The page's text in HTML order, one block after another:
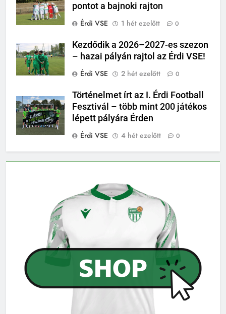
pontot a bajnoki rajton
Érdi VSE
1 hét ezelőtt 0
Kezdődik a 2026–2027-es szezon
– hazai pályán rajtol az Érdi VSE!
Érdi VSE
2 hét ezelőtt 0
Történelmet írt az I. Érdi Football
Fesztivál – több mint 200 játékos
lépett pályára Érden
Érdi VSE
4 hét ezelőtt 0